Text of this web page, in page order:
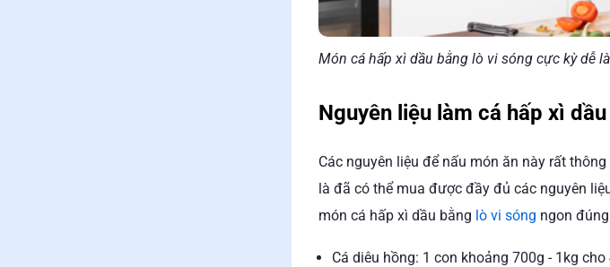
Món cá hấp xì dầu bằng lò vi sóng cực kỳ dễ
Nguyên liệu làm cá hấp xì
Các nguyên liệu để nấu món ăn này rất
là đã có thể mua được đầy đủ các nguyên
món cá hấp xì dầu bằng lò vi sóng ngon
Cá diêu hồng: 1 con khoảng 700g - 1kg